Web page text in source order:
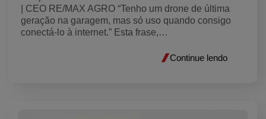
| CEO RE/MAX AGRO “Tenho um drone de última
geração na garagem, mas só uso quando consigo
conectá-lo à internet.” Esta frase,…
Continue lendo